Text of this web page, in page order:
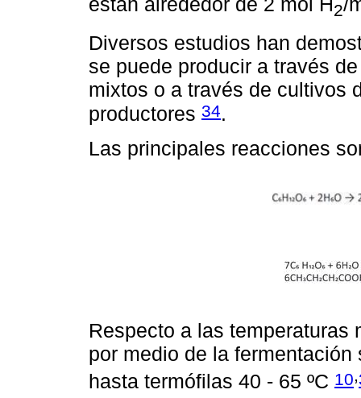
están alrededor de 2 mol H2/
Diversos estudios han
se puede producir a través
mixtos o a través de cultivos
productores 34.
Las principales reacciones
Respecto a las temperaturas
por medio de la
hasta termófilas 40 - 65 ºC 10,